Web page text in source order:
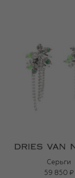
Серьги
59 850 ₽